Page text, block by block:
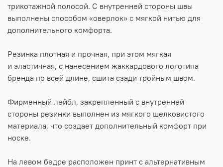
трикотажной полосой. С внутренней стороны швы
выполнены способом «оверлок» с мягкой нитью для
дополнительного комфорта.
Резинка плотная и прочная, при этом мягкая
и эластичная, с нанесением жаккардового логотипа
бренда по всей длине, сшита сзади тройным швом.
Фирменный лейбл, закрепленный с внутренней
стороны резинки выполнен из мягкого шелковистого
материала, что создает дополнительный комфорт при
носке.
На левом бедре расположен принт с альтернативным